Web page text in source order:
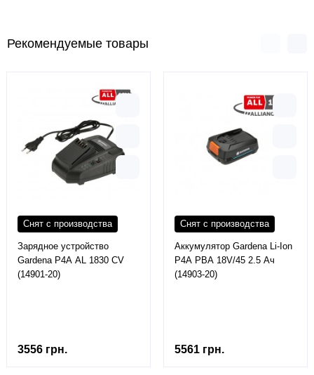
Рекомендуемые товары
Снят с производства
Зарядное устройство
Gardena P4A AL 1830 CV
(14901-20)
3556 грн.
Снят с производства
Аккумулятор Gardena Li-Ion
P4A PBA 18V/45 2.5 Ач
(14903-20)
5561 грн.